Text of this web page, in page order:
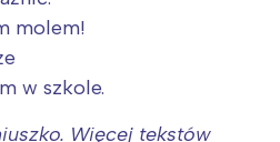
molem!
w szkole.
Więcej tekstów